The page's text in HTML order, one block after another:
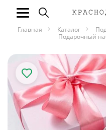
Главная Каталог
Подарочный